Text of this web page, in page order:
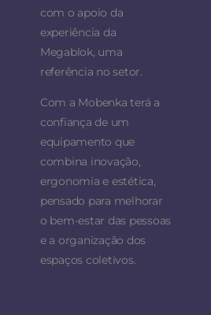
com o apoio da
experiência da
Megablok, uma
referência no setor.
Com a Mobenka terá a
confiança de um
equipamento que
combina inovação,
ergonomia e estética,
pensado para melhorar
o bem-estar das pessoas
e a organização dos
espaços coletivos.